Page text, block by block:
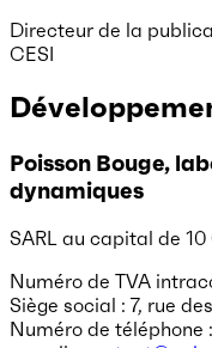
Directeur de la
CESI
Poisson Bouge,
dynamiques
SARL au capital de 10
Numéro de TVA
Siège social : 7, rue
Numéro de téléphone